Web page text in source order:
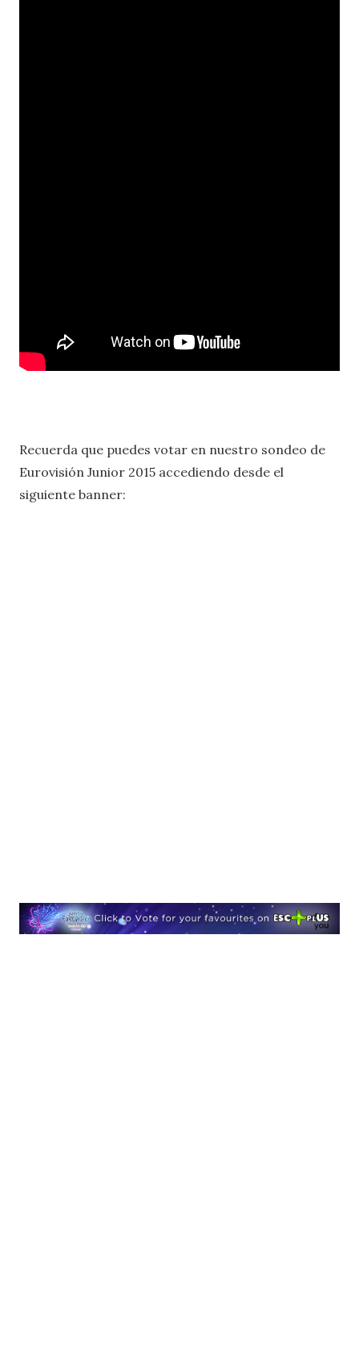
Recuerda que puedes votar en nuestro sondeo de
Eurovisión Junior 2015 accediendo desde el
siguiente banner: